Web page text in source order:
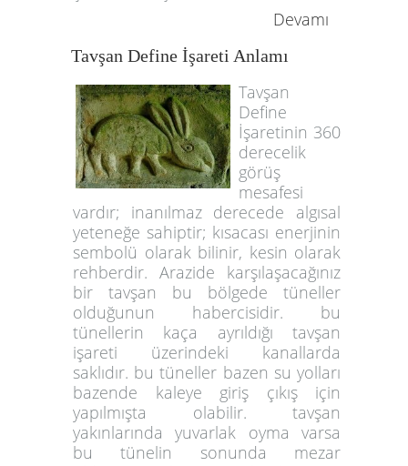
Devamı
Tavşan Define İşareti Anlamı
Tavşan
Define
İşaretinin 360
derecelik
görüş
mesafesi
vardır; inanılmaz derecede algısal
yeteneğe sahiptir; kısacası enerjinin
sembolü olarak bilinir, kesin olarak
rehberdir. Arazide karşılaşacağınız
bir tavşan bu bölgede tüneller
olduğunun habercisidir. bu
tünellerin kaça ayrıldığı tavşan
işareti üzerindeki kanallarda
saklıdır. bu tüneller bazen su yolları
bazende kaleye giriş çıkış için
yapılmışta olabilir. tavşan
yakınlarında yuvarlak oyma varsa
bu tünelin sonunda mezar